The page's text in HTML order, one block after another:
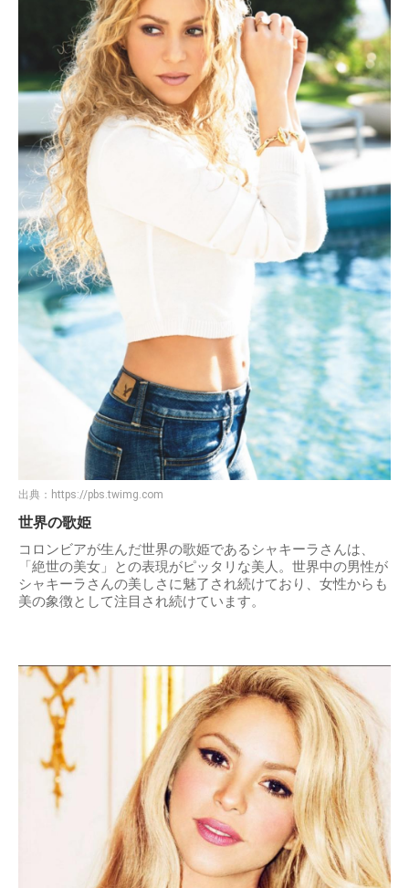
出典： https://pbs.twimg.com
世界の歌姫
コロンビアが生んだ世界の歌姫であるシャキーラさんは、
「絶世の美女」との表現がピッタリな美人。世界中の男性が
シャキーラさんの美しさに魅了され続けており、女性からも
美の象徴として注目され続けています。